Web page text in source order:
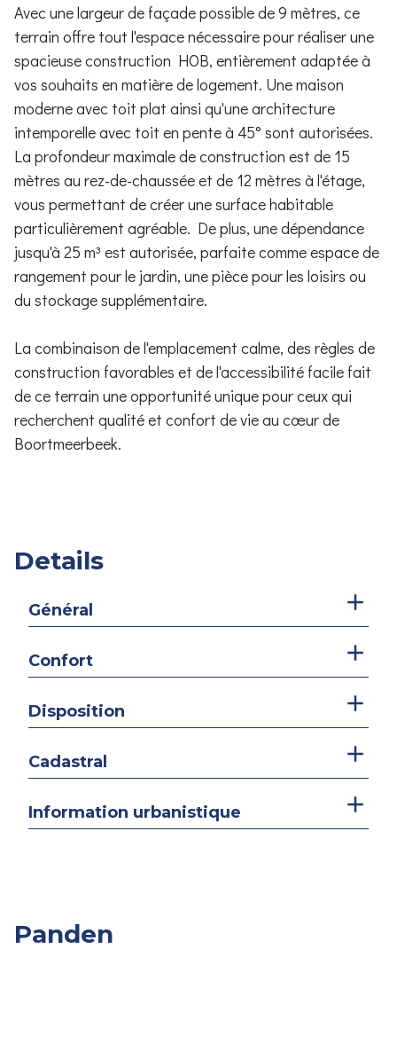
Avec une largeur de façade possible de 9 mètres, ce
terrain offre tout l'espace nécessaire pour réaliser une
spacieuse construction HOB, entièrement adaptée à
vos souhaits en matière de logement. Une maison
moderne avec toit plat ainsi qu'une architecture
intemporelle avec toit en pente à 45° sont autorisées.
La profondeur maximale de construction est de 15
mètres au rez-de-chaussée et de 12 mètres à l'étage,
vous permettant de créer une surface habitable
particulièrement agréable. De plus, une dépendance
jusqu'à 25 m³ est autorisée, parfaite comme espace de
rangement pour le jardin, une pièce pour les loisirs ou
du stockage supplémentaire.
La combinaison de l'emplacement calme, des règles de
construction favorables et de l'accessibilité facile fait
de ce terrain une opportunité unique pour ceux qui
recherchent qualité et confort de vie au cœur de
Boortmeerbeek.
Details
Général
Confort
Disposition
Cadastral
Information urbanistique
Panden